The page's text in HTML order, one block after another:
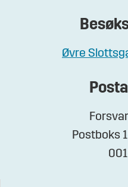
Øvre
Postboks